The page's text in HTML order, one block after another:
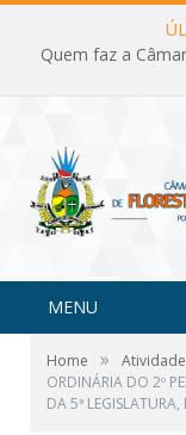
Quem faz a
MENU
Home »
ORDINÁRIA DO 2º
DA 5ª